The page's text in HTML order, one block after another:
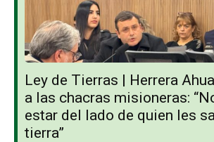
Ley de Tierras | Herrera
a las chacras misioneras:
estar del lado de quien les
tierra”